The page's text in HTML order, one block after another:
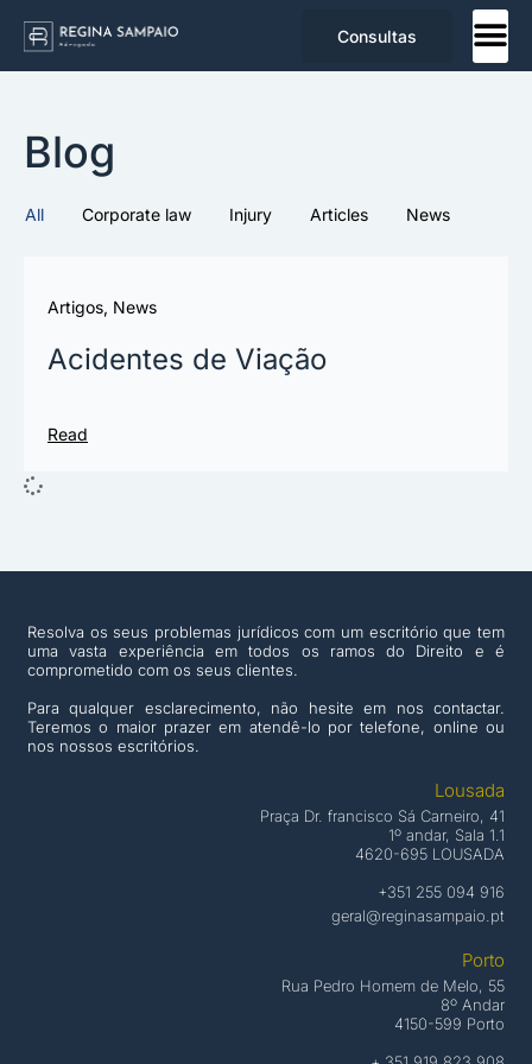
Consultas
Blog
All Corporate law Injury Articles News
Artigos, News
Acidentes de Viação
Read
Resolva os seus problemas jurídicos com um escritório que tem
uma vasta experiência em todos os ramos do Direito e é
comprometido com os seus clientes.
Para qualquer esclarecimento, não hesite em nos contactar.
Teremos o maior prazer em atendê-lo por telefone, online ou
nos nossos escritórios.
Lousada
Praça Dr. francisco Sá Carneiro, 41
1º andar, Sala 1.1
4620-695 LOUSADA
+351 255 094 916
geral@reginasampaio.pt
Porto
Rua Pedro Homem de Melo, 55
8º Andar
4150-599 Porto